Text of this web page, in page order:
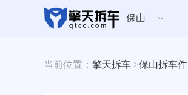
保山
当前位置： 擎天拆车 >保山拆车件